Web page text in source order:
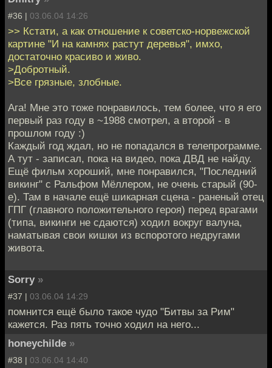
#36 | 03.06.04 14:26
>> Кстати, а как отношение к советско-норвежской
картине "И на камнях растут деревья", имхо,
достаточно красиво и живо.
>Добротный.
>Все грязные, злобные.
Ага! Мне это тоже понравилось, тем более, что я его
первый раз году в ~1988 смотрел, а второй - в
прошлом году :)
Каждый год ждал, но не попадался в телепрограмме.
А тут - записал, пока на видео, пока ДВД не найду.
Ещё фильм хороший, мне понравился, "Последний
викинг" с Ральфом Мёллером, не очень старый (90-
е). Там в начале ещё шикарная сцена - раненый отец
ГПГ (главного положительного героя) перед врагами
(типа, викинги не сдаются) ходил вокруг валуна,
наматывая свои кишки из вспоротого недругами
живота.
Sorry »
#37 | 03.06.04 14:29
помнится ещё было такое чудо "Битвы за Рим"
кажется. Раз пять точно ходил на него...
honeychilde »
#38 | 03.06.04 14:40